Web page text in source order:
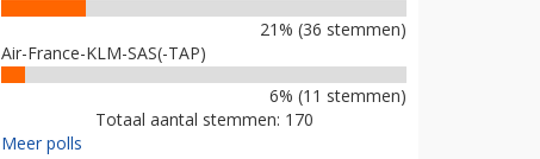
21% (36 stemmen)
Air-France-KLM-SAS(-TAP)
6% (11 stemmen)
Totaal aantal stemmen: 170
Meer polls